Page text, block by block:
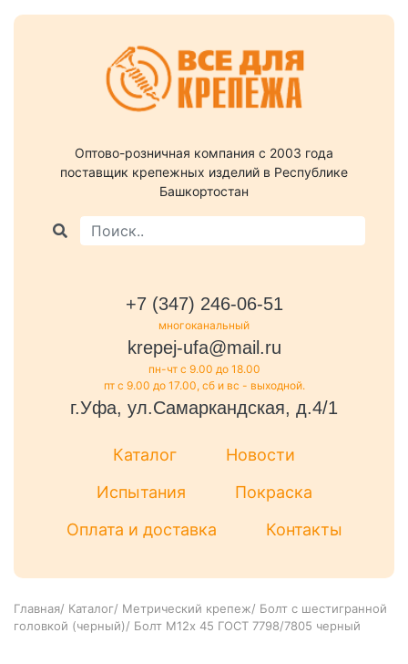
Оптово-розничная компания c 2003 года
поставщик крепежных изделий в Республике
Башкортостан
+7 (347) 246-06-51
многоканальный
krepej-ufa@mail.ru
пн-чт с 9.00 до 18.00
пт с 9.00 до 17.00, сб и вс - выходной.
г.Уфа, ул.Самаркандская, д.4/1
Каталог
Новости
Испытания
Покраска
Оплата и доставка
Контакты
Главная/ Каталог/ Метрический крепеж/ Болт с шестигранной
головкой (черный)/ Болт М12x 45 ГОСТ 7798/7805 черный